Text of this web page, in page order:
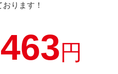
ります！
円